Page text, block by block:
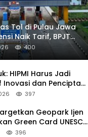
Tol di Pulau Jawa
Naik Tarif, BPJT
Evaluasi
400
HIPMI Harus Jadi
Inovasi dan Pencipta
Kerja 397
Geopark Ijen
Green Card UNESCO
Agustus 2026
396